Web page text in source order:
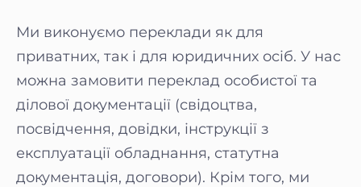
Ми виконуємо переклади як для
приватних, так і для юридичних осіб. У нас
можна замовити переклад особистої та
ділової документації (свідоцтва,
посвідчення, довідки, інструкції з
експлуатації обладнання, статутна
документація, договори). Крім того, ми